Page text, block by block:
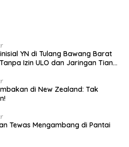
YN di Tulang Bawang Barat
Izin ULO dan Jaringan Tiang
di New Zealand: Tak
Tewas Mengambang di Pantai